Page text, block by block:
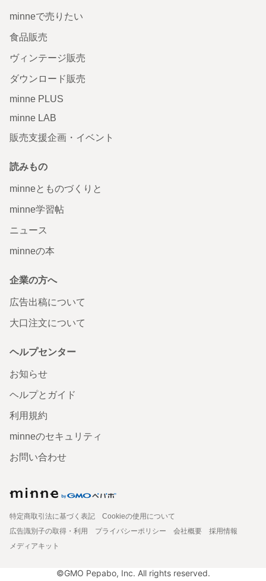
minneで売りたい
食品販売
ヴィンテージ販売
ダウンロード販売
minne PLUS
minne LAB
販売支援企画・イベント
読みもの
minneとものづくりと
minne学習帖
ニュース
minneの本
企業の方へ
広告出稿について
大口注文について
ヘルプセンター
お知らせ
ヘルプとガイド
利用規約
minneのセキュリティ
お問い合わせ
特定商取引法に基づく表記
Cookieの使用について
広告識別子の取得・利用
プライバシーポリシー 会社概要
採用情報
メディアキット
©GMO Pepabo, Inc. All rights reserved.